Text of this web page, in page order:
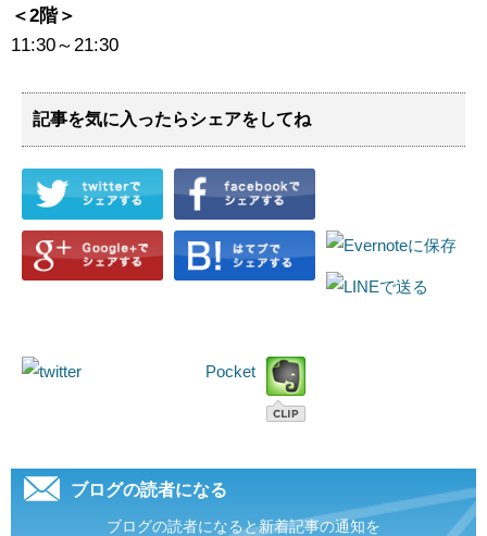
＜2階＞
11:30～21:30
記事を気に入ったらシェアをしてね
Pocket
ブログの読者になる
ブログの読者になると新着記事の通知を